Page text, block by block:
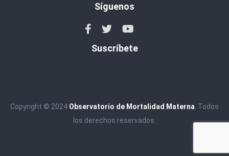
Síguenos
Suscríbete
Copyright © 2024 Observatorio de Mortalidad Materna . Todos
los derechos reservados.